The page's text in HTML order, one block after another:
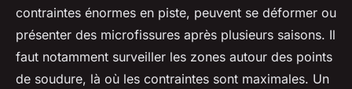
contraintes énormes en piste, peuvent se déformer ou
présenter des microfissures après plusieurs saisons. Il
faut notamment surveiller les zones autour des points
de soudure, là où les contraintes sont maximales. Un